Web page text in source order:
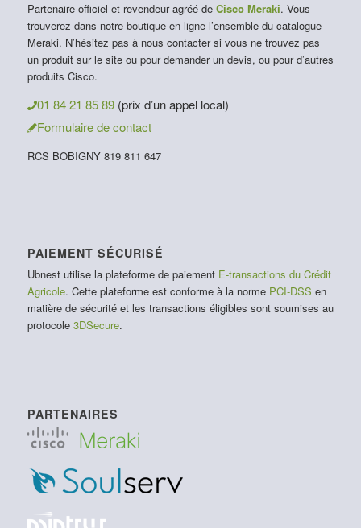
Partenaire officiel et revendeur agréé de Cisco Meraki. Vous
trouverez dans notre boutique en ligne l’ensemble du catalogue
Meraki. N’hésitez pas à nous contacter si vous ne trouvez pas
un produit sur le site ou pour demander un devis, ou pour d’autres
produits Cisco.
01 84 21 85 89 (prix d’un appel local)
Formulaire de contact
RCS BOBIGNY 819 811 647
PAIEMENT SÉCURISÉ
Ubnest utilise la plateforme de paiement E-transactions du Crédit
Agricole. Cette plateforme est conforme à la norme PCI-DSS en
matière de sécurité et les transactions éligibles sont soumises au
protocole 3DSecure.
PARTENAIRES